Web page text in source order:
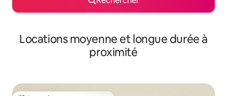
Locations moyenne et longue durée à
proximité